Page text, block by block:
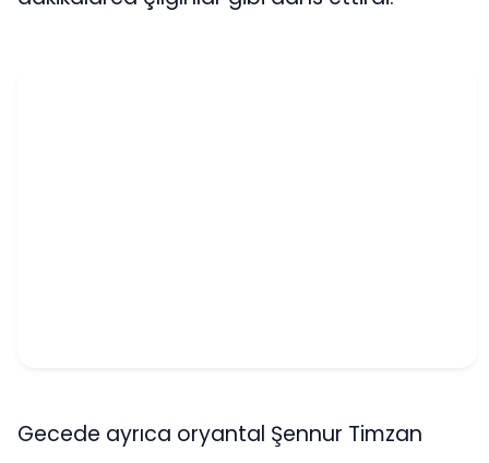
Gecede ayrıca oryantal Şennur Timzan